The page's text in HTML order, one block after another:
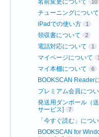
名前変更について 10
チューニングについて
iPadでの使い方 1
領収書について 2
電話対応について 1
マイページについて 1
マイ本棚について 6
BOOKSCAN Reader
プレミアム会員につ
発送用ダンボール（
サービス]
7
「今すぐ読む」につ
BOOKSCAN for